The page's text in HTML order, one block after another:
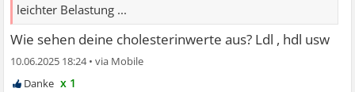
leichter Belastung ...
Wie sehen deine cholesterinwerte aus? Ldl , hdl usw
10.06.2025 18:24•
x 1